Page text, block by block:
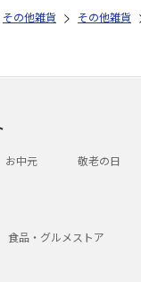
その他雑貨 その他雑貨
お中元 敬老の日
食品・グルメストア